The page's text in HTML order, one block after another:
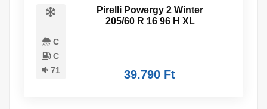
C
C
71
Pirelli Powergy 2 Winter
205/60 R 16 96 H XL
39.790 Ft